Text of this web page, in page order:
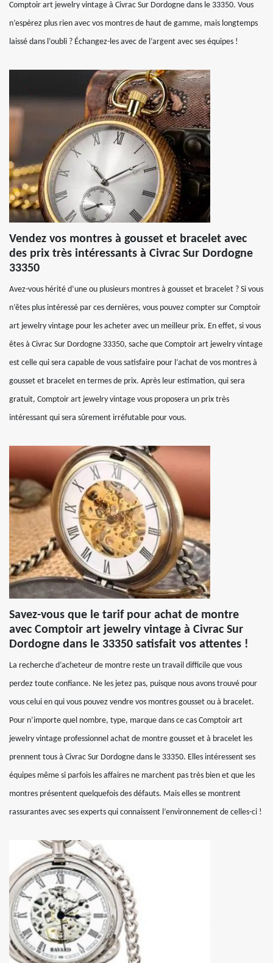
Comptoir art jewelry vintage à Civrac Sur Dordogne dans le 33350. Vous
n’espérez plus rien avec vos montres de haut de gamme, mais longtemps
laissé dans l’oubli ? Échangez-les avec de l’argent avec ses équipes !
Vendez vos montres à gousset et bracelet avec
des prix très intéressants à Civrac Sur Dordogne
33350
Avez-vous hérité d’une ou plusieurs montres à gousset et bracelet ? Si vous
n’êtes plus intéressé par ces dernières, vous pouvez compter sur Comptoir
art jewelry vintage pour les acheter avec un meilleur prix. En effet, si vous
êtes à Civrac Sur Dordogne 33350, sache que Comptoir art jewelry vintage
est celle qui sera capable de vous satisfaire pour l’achat de vos montres à
gousset et bracelet en termes de prix. Après leur estimation, qui sera
gratuit, Comptoir art jewelry vintage vous proposera un prix très
intéressant qui sera sûrement irréfutable pour vous.
Savez-vous que le tarif pour achat de montre
avec Comptoir art jewelry vintage à Civrac Sur
Dordogne dans le 33350 satisfait vos attentes !
La recherche d’acheteur de montre reste un travail difficile que vous
perdez toute confiance. Ne les jetez pas, puisque nous avons trouvé pour
vous celui en qui vous pouvez vendre vos montres gousset ou à bracelet.
Pour n’importe quel nombre, type, marque dans ce cas Comptoir art
jewelry vintage professionnel achat de montre gousset et à bracelet les
prennent tous à Civrac Sur Dordogne dans le 33350. Elles intéressent ses
équipes même si parfois les affaires ne marchent pas très bien et que les
montres présentent quelquefois des défauts. Mais elles se montrent
rassurantes avec ses experts qui connaissent l’environnement de celles-ci !